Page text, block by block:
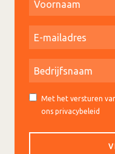
Met het versturen
ons privacybeleid